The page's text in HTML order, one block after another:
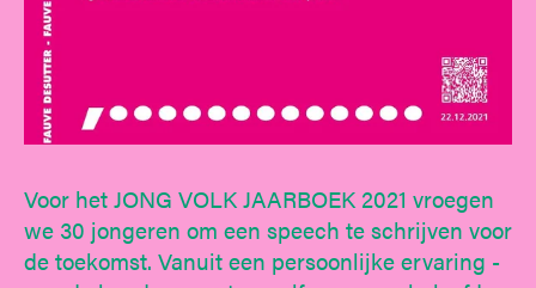
Voor het JONG VOLK JAARBOEK 2021 vroegen
we 30 jongeren om een speech te schrijven voor
de toekomst. Vanuit een persoonlijke ervaring -